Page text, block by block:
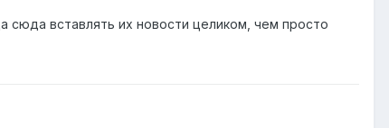
сюда вставлять их новости целиком, чем просто